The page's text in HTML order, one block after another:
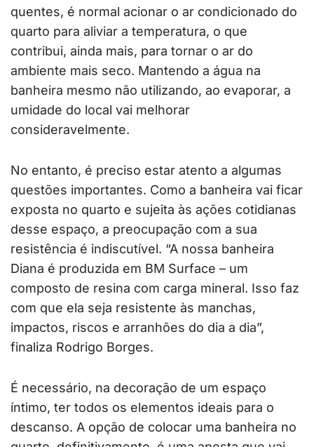
quentes, é normal acionar o ar condicionado do
quarto para aliviar a temperatura, o que
contribui, ainda mais, para tornar o ar do
ambiente mais seco. Mantendo a água na
banheira mesmo não utilizando, ao evaporar, a
umidade do local vai melhorar
consideravelmente.
No entanto, é preciso estar atento a algumas
questões importantes. Como a banheira vai ficar
exposta no quarto e sujeita às ações cotidianas
desse espaço, a preocupação com a sua
resistência é indiscutível. “A nossa banheira
Diana é produzida em BM Surface – um
composto de resina com carga mineral. Isso faz
com que ela seja resistente às manchas,
impactos, riscos e arranhões do dia a dia”,
finaliza Rodrigo Borges.
É necessário, na decoração de um espaço
íntimo, ter todos os elementos ideais para o
descanso. A opção de colocar uma banheira no